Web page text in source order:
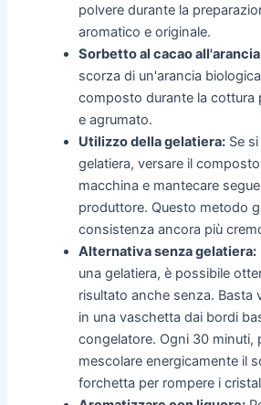
polvere durante la
aromatico e originale.
Sorbetto al cacao
scorza di un'arancia
composto durante la cottura
e agrumato.
Utilizzo della gelatiera: Se
gelatiera, versare il
macchina e mantecare
produttore. Questo metodo
consistenza ancora più
Alternativa senza gelatiera:
una gelatiera, è possibile
risultato anche senza. Basta
in una vaschetta dai bordi
congelatore. Ogni 30 minuti,
mescolare energicamente il
forchetta per rompere i